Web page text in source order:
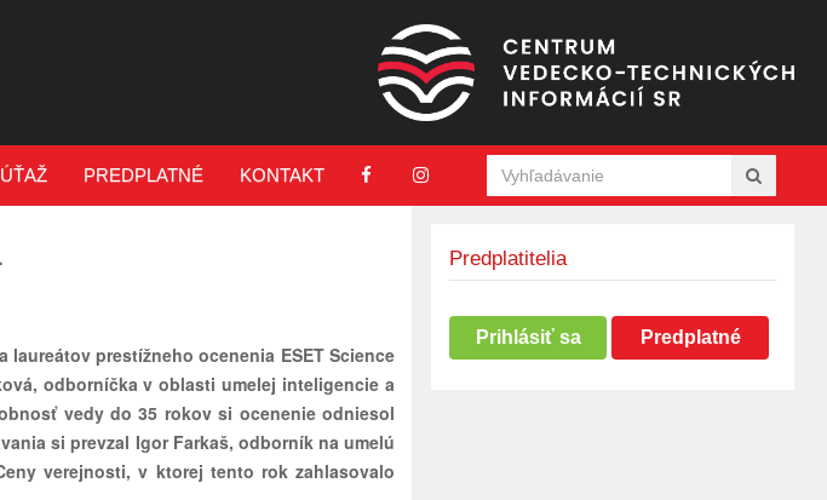
PREDPLATNÉ KONTAKT
prestížneho ocenenia ESET Science
odborníčka v oblasti umelej inteligencie a
vedy do 35 rokov si ocenenie odniesol
si prevzal Igor Farkaš, odborník na umelú
verejnosti, v ktorej tento rok zahlasovalo
Predplatitelia
Prihlásiť sa Predplatné